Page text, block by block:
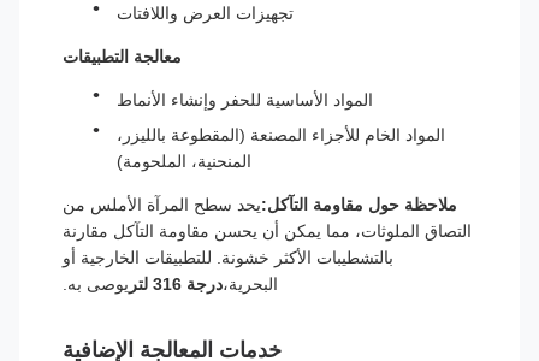
تجهيزات العرض واللافتات
معالجة التطبيقات
المواد الأساسية للحفر وإنشاء الأنماط
المواد الخام للأجزاء المصنعة (المقطوعة بالليزر،
المنحنية، الملحومة)
ملاحظة حول مقاومة التآكل:يحد سطح المرآة الأملس من
التصاق الملوثات، مما يمكن أن يحسن مقاومة التآكل مقارنة
بالتشطيبات الأكثر خشونة. للتطبيقات الخارجية أو
البحرية،درجة 316 لتر يوصى به.
خدمات المعالجة الإضافية